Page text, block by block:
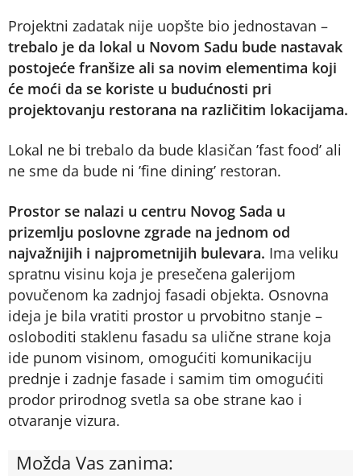
Projektni zadatak nije uopšte bio jednostavan –
trebalo je da lokal u Novom Sadu bude nastavak
postojeće franšize ali sa novim elementima koji
će moći da se koriste u budućnosti pri
projektovanju restorana na različitim lokacijama.
Lokal ne bi trebalo da bude klasičan ’fast food’ ali
ne sme da bude ni ’fine dining’ restoran.
Prostor se nalazi u centru Novog Sada u
prizemlju poslovne zgrade na jednom od
najvažnijih i najprometnijih bulevara. Ima veliku
spratnu visinu koja je presečena galerijom
povučenom ka zadnjoj fasadi objekta. Osnovna
ideja je bila vratiti prostor u prvobitno stanje –
osloboditi staklenu fasadu sa ulične strane koja
ide punom visinom, omogućiti komunikaciju
prednje i zadnje fasade i samim tim omogućiti
prodor prirodnog svetla sa obe strane kao i
otvaranje vizura.
Možda Vas zanima: